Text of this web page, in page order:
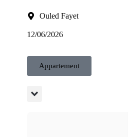
Ouled Fayet
12/06/2026
Appartement